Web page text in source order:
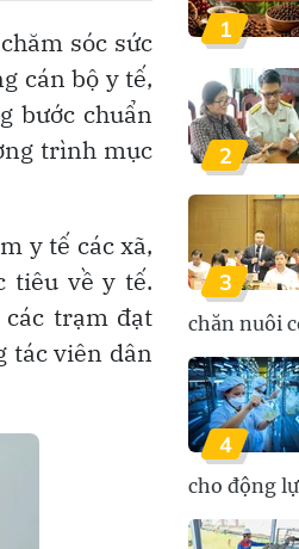
sóc sức
cán bộ y tế,
bước chuẩn
trình mục
y tế các xã,
tiêu về y tế.
trạm đạt
tác viên dân
1
2
3
chăn nuôi
4
cho động